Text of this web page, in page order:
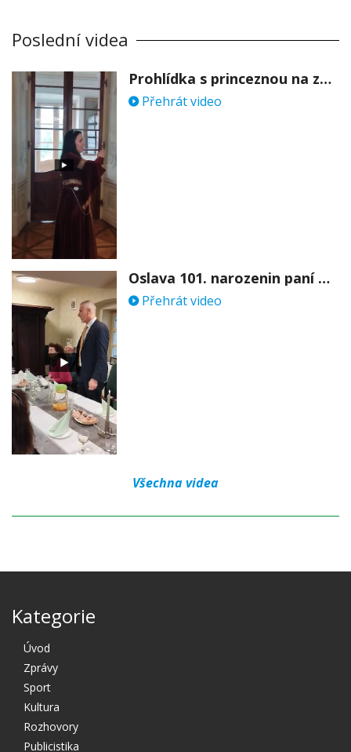
Poslední videa
Prohlídka s princeznou na zámku Stekník
Přehrát video
Oslava 101. narozenin paní Věry Skořepové
Přehrát video
Všechna videa
Kategorie
Úvod
Zprávy
Sport
Kultura
Rozhovory
Publicistika